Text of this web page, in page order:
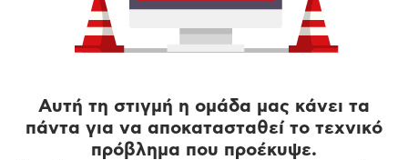
Αυτή τη στιγμή η ομάδα μας κάνει τα
πάντα για να αποκατασταθεί το τεχνικό
πρόβλημα που προέκυψε.